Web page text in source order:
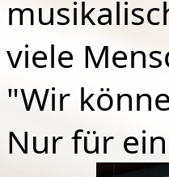
viele
"Wir
Nur für